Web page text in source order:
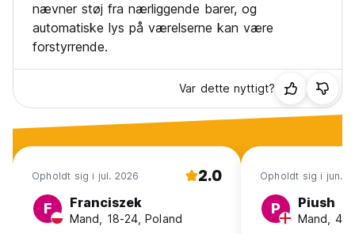
nævner støj fra nærliggende barer, og
automatiske lys på værelserne kan være
forstyrrende.
Var dette nyttigt?
Opholdt sig i jul. 2026 2.0
F Franciszek
Mand, 18-24, Poland
Opholdt sig i jun.
P Piush
Mand,